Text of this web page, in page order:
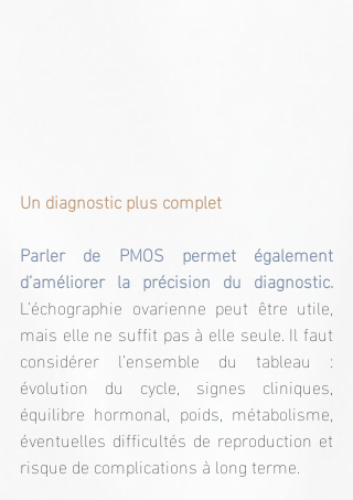
Un diagnostic plus complet
Parler de PMOS permet également
d’améliorer la précision du diagnostic.
L’échographie ovarienne peut être utile,
mais elle ne suffit pas à elle seule. Il faut
considérer l’ensemble du tableau :
évolution du cycle, signes cliniques,
équilibre hormonal, poids, métabolisme,
éventuelles difficultés de reproduction et
risque de complications à long terme.